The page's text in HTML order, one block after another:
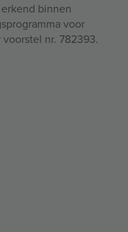
binnen
voor
nr. 782393.